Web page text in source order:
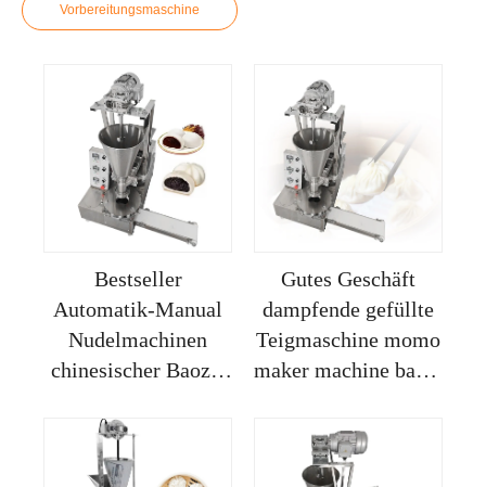
Vorbereitungsmaschine
Bestseller
Automatik-Manual
Nudelmachinen
chinesischer Baozi-
Gerät Nudel-Bao
Gutes Geschäft
dampfende gefüllte
Teigmaschine momo
maker machine baozi
maschine